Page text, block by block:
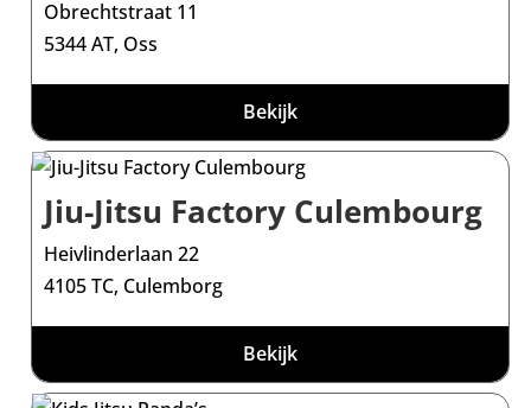
Obrechtstraat 11
5344 AT, Oss
Bekijk
Jiu-Jitsu Factory Culembourg
Heivlinderlaan 22
4105 TC, Culemborg
Bekijk